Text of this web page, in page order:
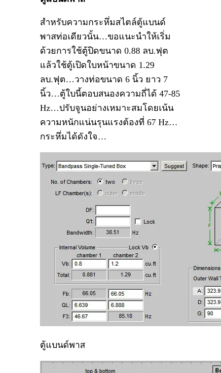
สำหรับความกระหึ่มสไตล์ตู้แบนด์
พาสท่อเดียวนั้น…ขอแนะนำให้เริ่ม
ด้วยการใช้ตู้ปิดขนาด 0.88 ลบ.ฟุต
แล้วใช้ตู้เปิดใบหน้าขนาด 1.29
ลบ.ฟุต…วางท่อขนาด 6 นิ้ว ยาว 7
นิ้ว…ตู้ใบนี้ตอบสนองความถี่ได้ 47-85
Hz…ปรับจูนอย่างเหมาะสมโดยเน้น
ความหนักแน่นรุนแรงต้องที่ 67 Hz…
กระหึ่มได้ดังใจ…
ตู้แบนด์พาส